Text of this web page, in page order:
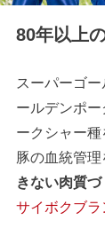
80年以上
スーパーゴ
ールデンポ
ークシャー種
豚の血統管理
きない肉質づ
サイボクブラ